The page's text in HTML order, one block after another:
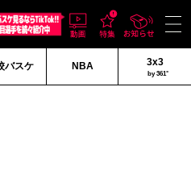
バスケ NBA 3x3
by 361°